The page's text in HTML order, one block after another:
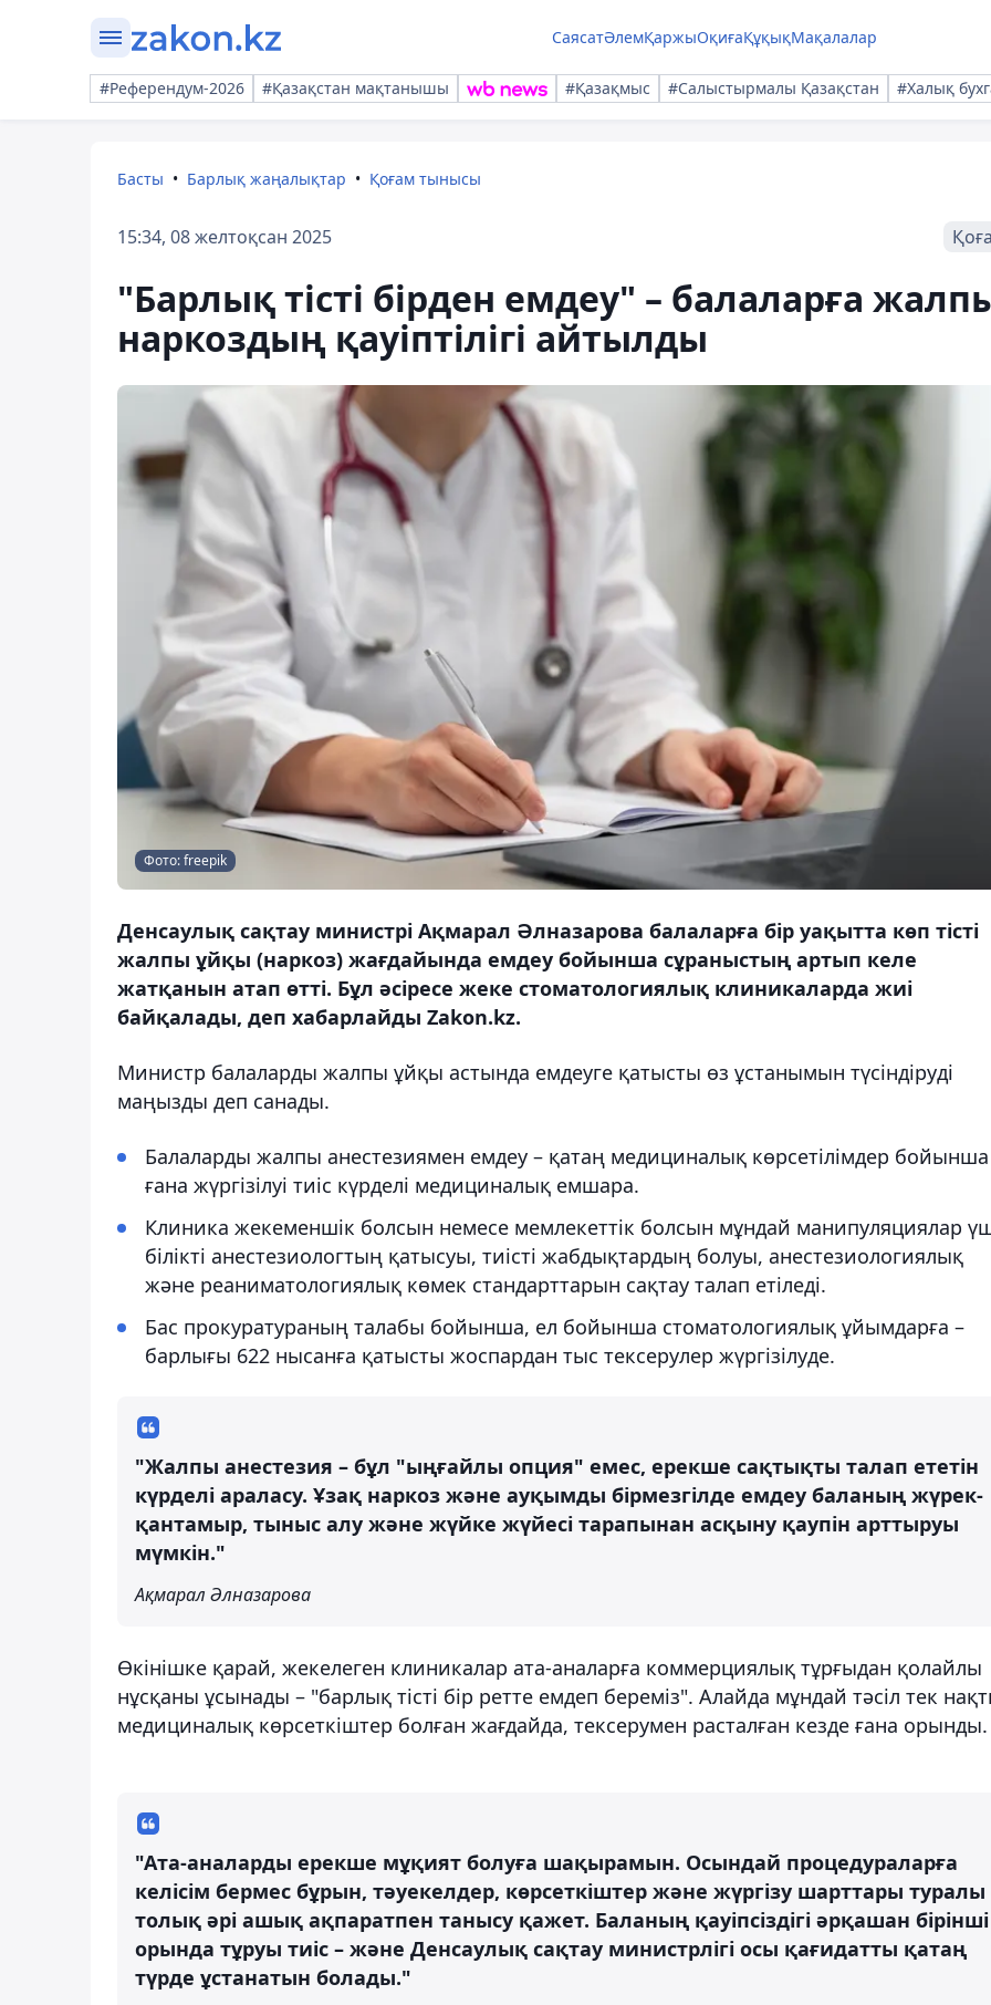
СаясатӘлемҚаржыОқиғаҚұқықМақалалар
#Референдум-2026 #Қазақстан мақтанышы #Қазақмыс #Салыстырмалы Қазақстан #Халық
Басты Барлық жаңалықтар Қоғам тынысы
15:34, 08 желтоқсан 2025
"Барлық тісті бірден емдеу" – балаларға
наркоздың қауіптілігі айтылды
Фото: freepik
Денсаулық сақтау министрі Ақмарал Әлназарова балаларға бір уақытта көп тісті
жалпы ұйқы (наркоз) жағдайында емдеу бойынша сұраныстың артып келе
жатқанын атап өтті. Бұл әсіресе жеке стоматологиялық клиникаларда жиі
байқалады, деп хабарлайды Zakon.kz.
Министр балаларды жалпы ұйқы астында емдеуге қатысты өз ұстанымын түсіндіруді
маңызды деп санады.
Балаларды жалпы анестезиямен емдеу – қатаң медициналық көрсетілімдер бойынша
ғана жүргізілуі тиіс күрделі медициналық емшара.
Клиника жекеменшік болсын немесе мемлекеттік болсын мұндай манипуляциялар
білікті анестезиологтың қатысуы, тиісті жабдықтардың болуы, анестезиологиялық
және реаниматологиялық көмек стандарттарын сақтау талап етіледі.
Бас прокуратураның талабы бойынша, ел бойынша стоматологиялық ұйымдарға –
барлығы 622 нысанға қатысты жоспардан тыс тексерулер жүргізілуде.
"Жалпы анестезия – бұл "ыңғайлы опция" емес, ерекше сақтықты талап ететін
күрделі араласу. Ұзақ наркоз және ауқымды бірмезгілде емдеу баланың жүрек-
қантамыр, тыныс алу және жүйке жүйесі тарапынан асқыну қаупін арттыруы
мүмкін."
Ақмарал Әлназарова
Өкінішке қарай, жекелеген клиникалар ата-аналарға коммерциялық тұрғыдан қолайлы
нұсқаны ұсынады – "барлық тісті бір ретте емдеп береміз". Алайда мұндай тәсіл тек
медициналық көрсеткіштер болған жағдайда, тексерумен расталған кезде ғана орынды.
"Ата-аналарды ерекше мұқият болуға шақырамын. Осындай процедураларға
келісім бермес бұрын, тәуекелдер, көрсеткіштер және жүргізу шарттары туралы
толық әрі ашық ақпаратпен танысу қажет. Баланың қауіпсіздігі әрқашан бірінші
орында тұруы тиіс – және Денсаулық сақтау министрлігі осы қағидатты қатаң
түрде ұстанатын болады."